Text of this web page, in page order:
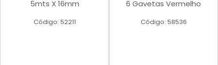
5mts X 16mm
Código: 52211
6 Gavetas Vermelho
Código: 58536